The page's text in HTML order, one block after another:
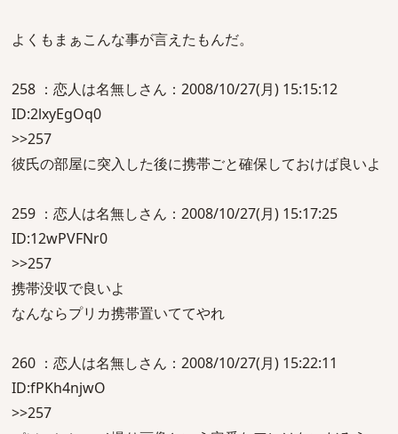
よくもまぁこんな事が言えたもんだ。
258 ：恋人は名無しさん：2008/10/27(月) 15:15:12
ID:2lxyEgOq0
>>257
彼氏の部屋に突入した後に携帯ごと確保しておけば良いよ
259 ：恋人は名無しさん：2008/10/27(月) 15:17:25
ID:12wPVFNr0
>>257
携帯没収で良いよ
なんならプリカ携帯置いててやれ
260 ：恋人は名無しさん：2008/10/27(月) 15:22:11
ID:fPKh4njwO
>>257